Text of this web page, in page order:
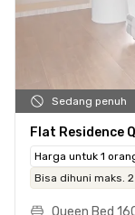
Sedang penuh
Flat Residence
Harga untuk 1
Bisa dihuni maks.
Queen Bed